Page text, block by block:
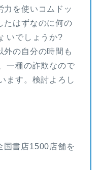
力を使いコムドッ
たはずなのに何の
いでしょうか?
外の自分の時間も
一種の詐欺なので
ます。検討よろし
国書店1500店舗を